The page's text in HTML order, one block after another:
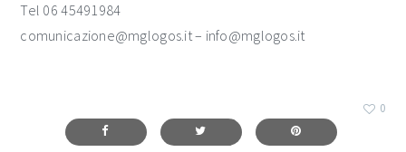
Tel 06 45491984
comunicazione@mglogos.it – info@mglogos.it
0